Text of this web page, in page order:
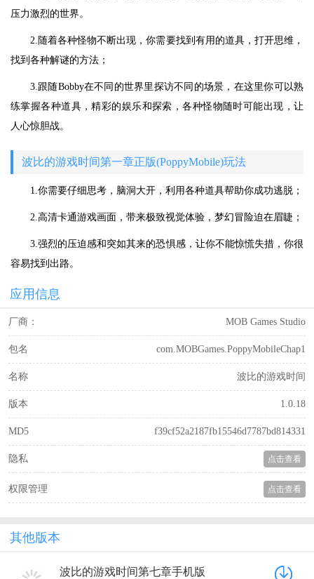
压力激烈的世界。
2.随着各种怪物不断出现，你需要找到有用的道具，打开思维，
找到各种解谜的方法；
3.跟随Bobby在不同的世界里探访不同的场景，在这里你可以熟
练掌握各种道具，精彩的娱乐和探索，各种怪物随时可能出现，让
人心惊胆战。
波比的游戏时间第一章正版(PoppyMobile)玩法
1.你需要仔细思考，脑洞大开，利用各种道具帮助你成功逃脱；
2.高清卡通游戏画面，带来极致视觉体验，梦幻冒险迫在眉睫；
3.强烈的压迫感和突如其来的恐惧感，让你不能惊慌失措，你很
容易找到出路。
应用信息
厂商： MOB Games Studio
包名 com.MOBGames.PoppyMobileChap1
名称 波比的游戏时间
版本 1.0.18
MD5 f39cf52a2187fb15546d7787bd814331
隐私 点击查看
权限管理 点击查看
其他版本
波比的游戏时间第七章手机版